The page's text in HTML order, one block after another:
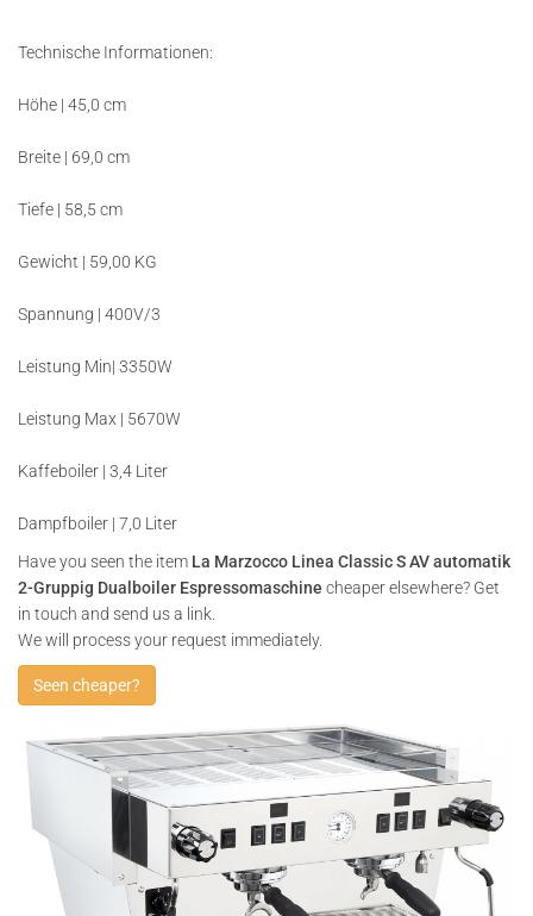
Technische Informationen:
Höhe | 45,0 cm
Breite | 69,0 cm
Tiefe | 58,5 cm
Gewicht | 59,00 KG
Spannung | 400V/3
Leistung Min| 3350W
Leistung Max | 5670W
Kaffeboiler | 3,4 Liter
Dampfboiler | 7,0 Liter
Have you seen the item La Marzocco Linea Classic S AV automatik
2-Gruppig Dualboiler Espressomaschine cheaper elsewhere? Get
in touch and send us a link.
We will process your request immediately.
Seen cheaper?